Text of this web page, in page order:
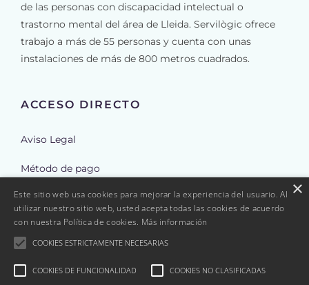
de las personas con discapacidad intelectual o
trastorno mental del área de Lleida. Servilògic ofrece
trabajo a más de 55 personas y cuenta con unas
instalaciones de más de 800 metros cuadrados.
ACCESO DIRECTO
Aviso Legal
Método de pago
Envíos
Reembolso y cancelación de pedidos
×
Este sitio web usa cookies para mejorar la experiencia del usuario. Al
utilizar nuestro sitio web, usted acepta todas las cookies de acuerdo
con nuestra Política de cookies. Más información
COOKIES ESTRICTAMENTE NECESARIAS
COOKIES DE FUNCIONALIDAD COOKIES NO CLASIFICADAS